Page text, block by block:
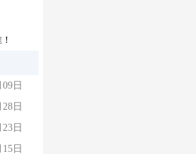
日
日
日
日